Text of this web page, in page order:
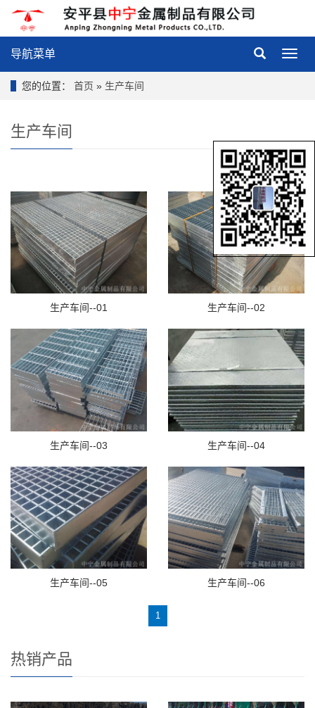
导
导航菜单
您的位置： 首页 » 生产车间
生产车间
生产车间--01 生产车间--02
生产车间--03 生产车间--04
生产车间--05 生产车间--06
1
热销产品